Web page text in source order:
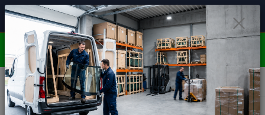
🚘
Čelní skla pro
unikátní vozy
📞
Poradenství
ZDARMA
⭐ 4.7/5 (50 recenzí)
OBJEDNÁVEJTE DO STŘEDY 12:00 - KAŽDÝ PÁTEK
EXPEDUJEME!!
0 ks
za 0,00 Kč